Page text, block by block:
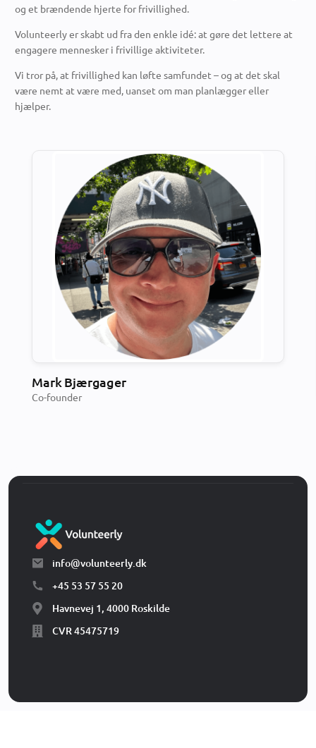
og et brændende hjerte for frivillighed.
Volunteerly er skabt ud fra den enkle idé: at gøre det lettere at
engagere mennesker i frivillige aktiviteter.
Vi tror på, at frivillighed kan løfte samfundet – og at det skal
være nemt at være med, uanset om man planlægger eller
hjælper.
Mark Bjærgager
Co-founder
info@volunteerly.dk
+45 53 57 55 20
Havnevej 1, 4000 Roskilde
CVR 45475719